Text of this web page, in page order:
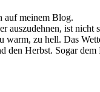
auf meinem Blog.
auszudehnen, ist
warm, zu hell. Das
den Herbst. Sogar